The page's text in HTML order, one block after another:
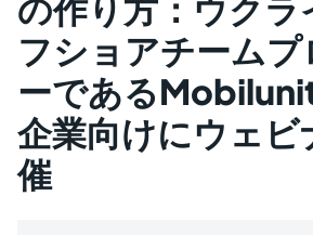
の作り方：ウクラ
フショアチーム
ーである
企業向けにウェビ
催